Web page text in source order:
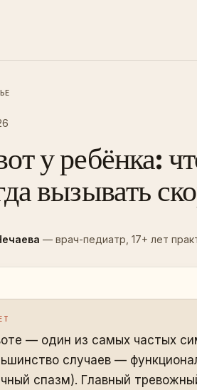
у ребёнка:
вызывать
— врач-педиатр, 17+ лет
— один из самых частых
случаев —
спазм). Главный